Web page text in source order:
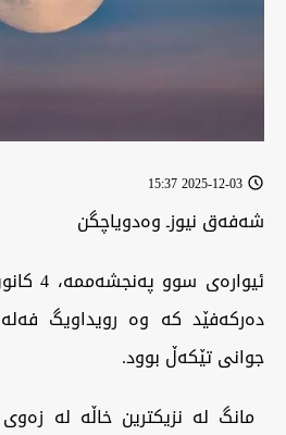
2025-12-03 15:37
‏شەفەق نیوزـ وەدویاچگن
دەرکەفێد کە وە رویداویگ
جوانی تێکەڵ بوود.